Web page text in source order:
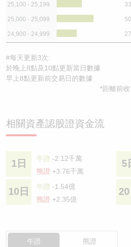
25,100 - 25,199
25,000 - 25,099
24,900 - 24,999
#每天更新3次:
於晚上8點及10點更新當日數據
早上8點更新前交易日的數據
*距離前
相關資產認股證資金流
1日 牛證 -2.12千萬
熊證 +3.76千萬
5
10日 牛證 -1.54億
熊證 +2.35億
20
牛證 熊證